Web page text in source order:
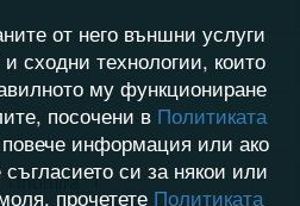
от него външни услуги
и сходни технологии, които
му функциониране
посочени в Политиката
информация или ако
си за някои или
прочетете Политиката